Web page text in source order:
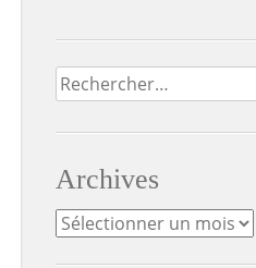
Rechercher :
Archives
Archives